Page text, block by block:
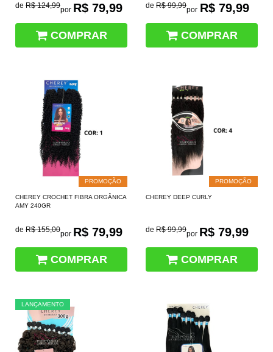
de R$ 124,99por R$ 79,99
COMPRAR
de R$ 99,99por R$ 79,99
COMPRAR
PROMOÇÃO
CHEREY CROCHET FIBRA ORGÂNICA
AMY 240GR
de R$ 155,00por R$ 79,99
COMPRAR
PROMOÇÃO
CHEREY DEEP CURLY
de R$ 99,99por R$ 79,99
COMPRAR
LANÇAMENTO